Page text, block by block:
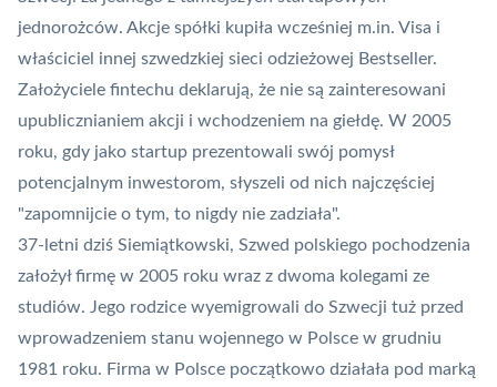
jednorożców. Akcje spółki kupiła wcześniej m.in. Visa i
właściciel innej szwedzkiej sieci odzieżowej Bestseller.
Założyciele fintechu deklarują, że nie są zainteresowani
upublicznianiem akcji i wchodzeniem na giełdę. W 2005
roku, gdy jako startup prezentowali swój pomysł
potencjalnym inwestorom, słyszeli od nich najczęściej
"zapomnijcie o tym, to nigdy nie zadziała".
37-letni dziś Siemiątkowski, Szwed polskiego pochodzenia
założył firmę w 2005 roku wraz z dwoma kolegami ze
studiów. Jego rodzice wyemigrowali do Szwecji tuż przed
wprowadzeniem stanu wojennego w Polsce w grudniu
1981 roku. Firma w Polsce początkowo działała pod marką